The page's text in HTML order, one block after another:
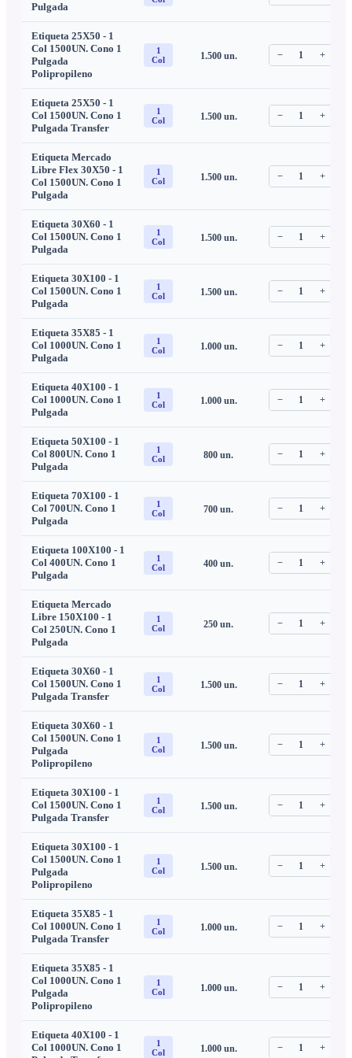
Pulgada
Etiqueta 25X50 - 1
Col 1500UN. Cono 1
Pulgada
Polipropileno
1
Col
1.500un. − 1 +
Etiqueta 25X50 - 1
Col 1500UN. Cono 1
Pulgada Transfer
1
Col
1.500un. − 1 +
Etiqueta Mercado
Libre Flex 30X50 - 1
Col 1500UN. Cono 1
Pulgada
1
Col
1.500un. − 1 +
Etiqueta 30X60 - 1
Col 1500UN. Cono 1
Pulgada
1
Col
1.500un. − 1 +
Etiqueta 30X100 - 1
Col 1500UN. Cono 1
Pulgada
1
Col
1.500un. − 1 +
Etiqueta 35X85 - 1
Col 1000UN. Cono 1
Pulgada
1
Col
1.000un. − 1 +
Etiqueta 40X100 - 1
Col 1000UN. Cono 1
Pulgada
1
Col
1.000un. − 1 +
Etiqueta 50X100 - 1
Col 800UN. Cono 1
Pulgada
1
Col
800 un. − 1 +
Etiqueta 70X100 - 1
Col 700UN. Cono 1
Pulgada
1
Col
700 un. − 1 +
Etiqueta 100X100 - 1
Col 400UN. Cono 1
Pulgada
1
Col
400 un. − 1 +
Etiqueta Mercado
Libre 150X100 - 1
Col 250UN. Cono 1
Pulgada
1
Col
250 un. − 1 +
Etiqueta 30X60 - 1
Col 1500UN. Cono 1
Pulgada Transfer
1
Col
1.500un. − 1 +
Etiqueta 30X60 - 1
Col 1500UN. Cono 1
Pulgada
Polipropileno
1
Col
1.500un. − 1 +
Etiqueta 30X100 - 1
Col 1500UN. Cono 1
Pulgada Transfer
1
Col
1.500un. − 1 +
Etiqueta 30X100 - 1
Col 1500UN. Cono 1
Pulgada
Polipropileno
1
Col
1.500un. − 1 +
Etiqueta 35X85 - 1
Col 1000UN. Cono 1
Pulgada Transfer
1
Col
1.000un. − 1 +
Etiqueta 35X85 - 1
Col 1000UN. Cono 1
Pulgada
Polipropileno
1
Col
1.000un. − 1 +
Etiqueta 40X100 - 1
Col 1000UN. Cono 1
1
Col
1.000un. − 1 +